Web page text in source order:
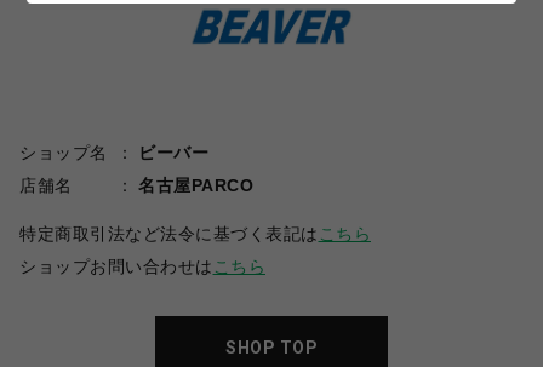
ショップ名
ビーバー
店舗名
名古屋PARCO
特定商取引法など法令に基づく表記は こちら
ショップお問い合わせは こちら
SHOP TOP